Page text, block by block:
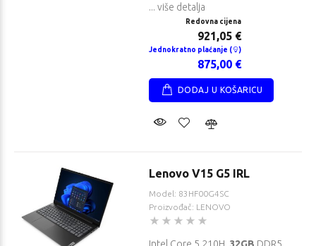
... više detalja
Redovna cijena
921,05 €
Jednokratno plaćanje ( )
875,00 €
DODAJ U KOŠARICU
Lenovo V15 G5 IRL
Model: 83HF00G4SC
Proizvođač: LENOVO
Intel Core 5 210H, 32GB DDR5,